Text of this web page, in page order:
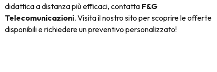
didattica a distanza più efficaci, contatta F&G
Telecomunicazioni. Visita il nostro sito per scoprire le offerte
disponibili e richiedere un preventivo personalizzato!